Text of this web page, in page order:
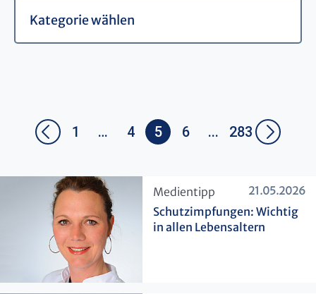
1 … 4 5 6 ... 283
21.05.2026
​Medientipp
Schutzimpfungen: Wichtig
in allen Lebensaltern